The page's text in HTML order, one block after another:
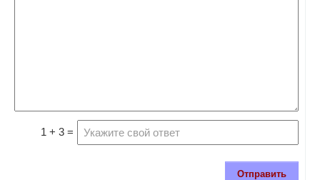
1 + 3 =
Отправить